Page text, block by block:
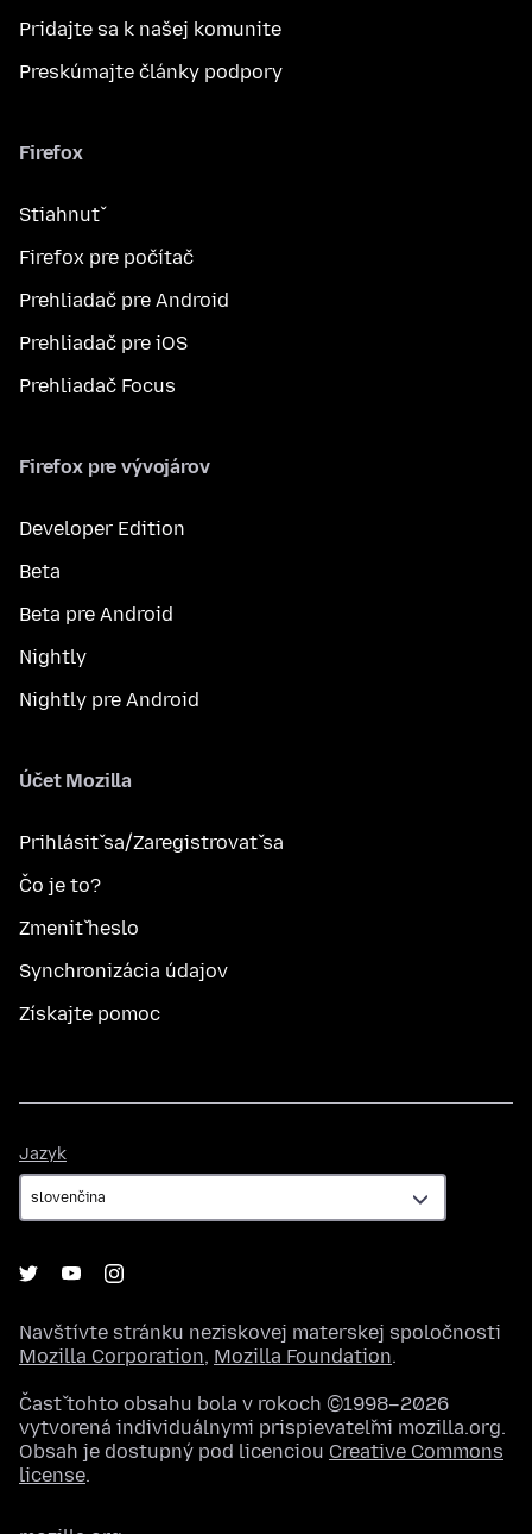
Pridajte sa k našej komunite
Preskúmajte články podpory
Firefox
Stiahnuť
Firefox pre počítač
Prehliadač pre Android
Prehliadač pre iOS
Prehliadač Focus
Firefox pre vývojárov
Developer Edition
Beta
Beta pre Android
Nightly
Nightly pre Android
Účet Mozilla
Prihlásiť sa/Zaregistrovať sa
Čo je to?
Zmeniť heslo
Synchronizácia údajov
Získajte pomoc
Jazyk
Navštívte stránku neziskovej materskej spoločnosti
Mozilla Corporation, Mozilla Foundation.
Časť tohto obsahu bola v rokoch ©1998–2026
vytvorená individuálnymi prispievateľmi mozilla.org.
Obsah je dostupný pod licenciou Creative Commons
license.